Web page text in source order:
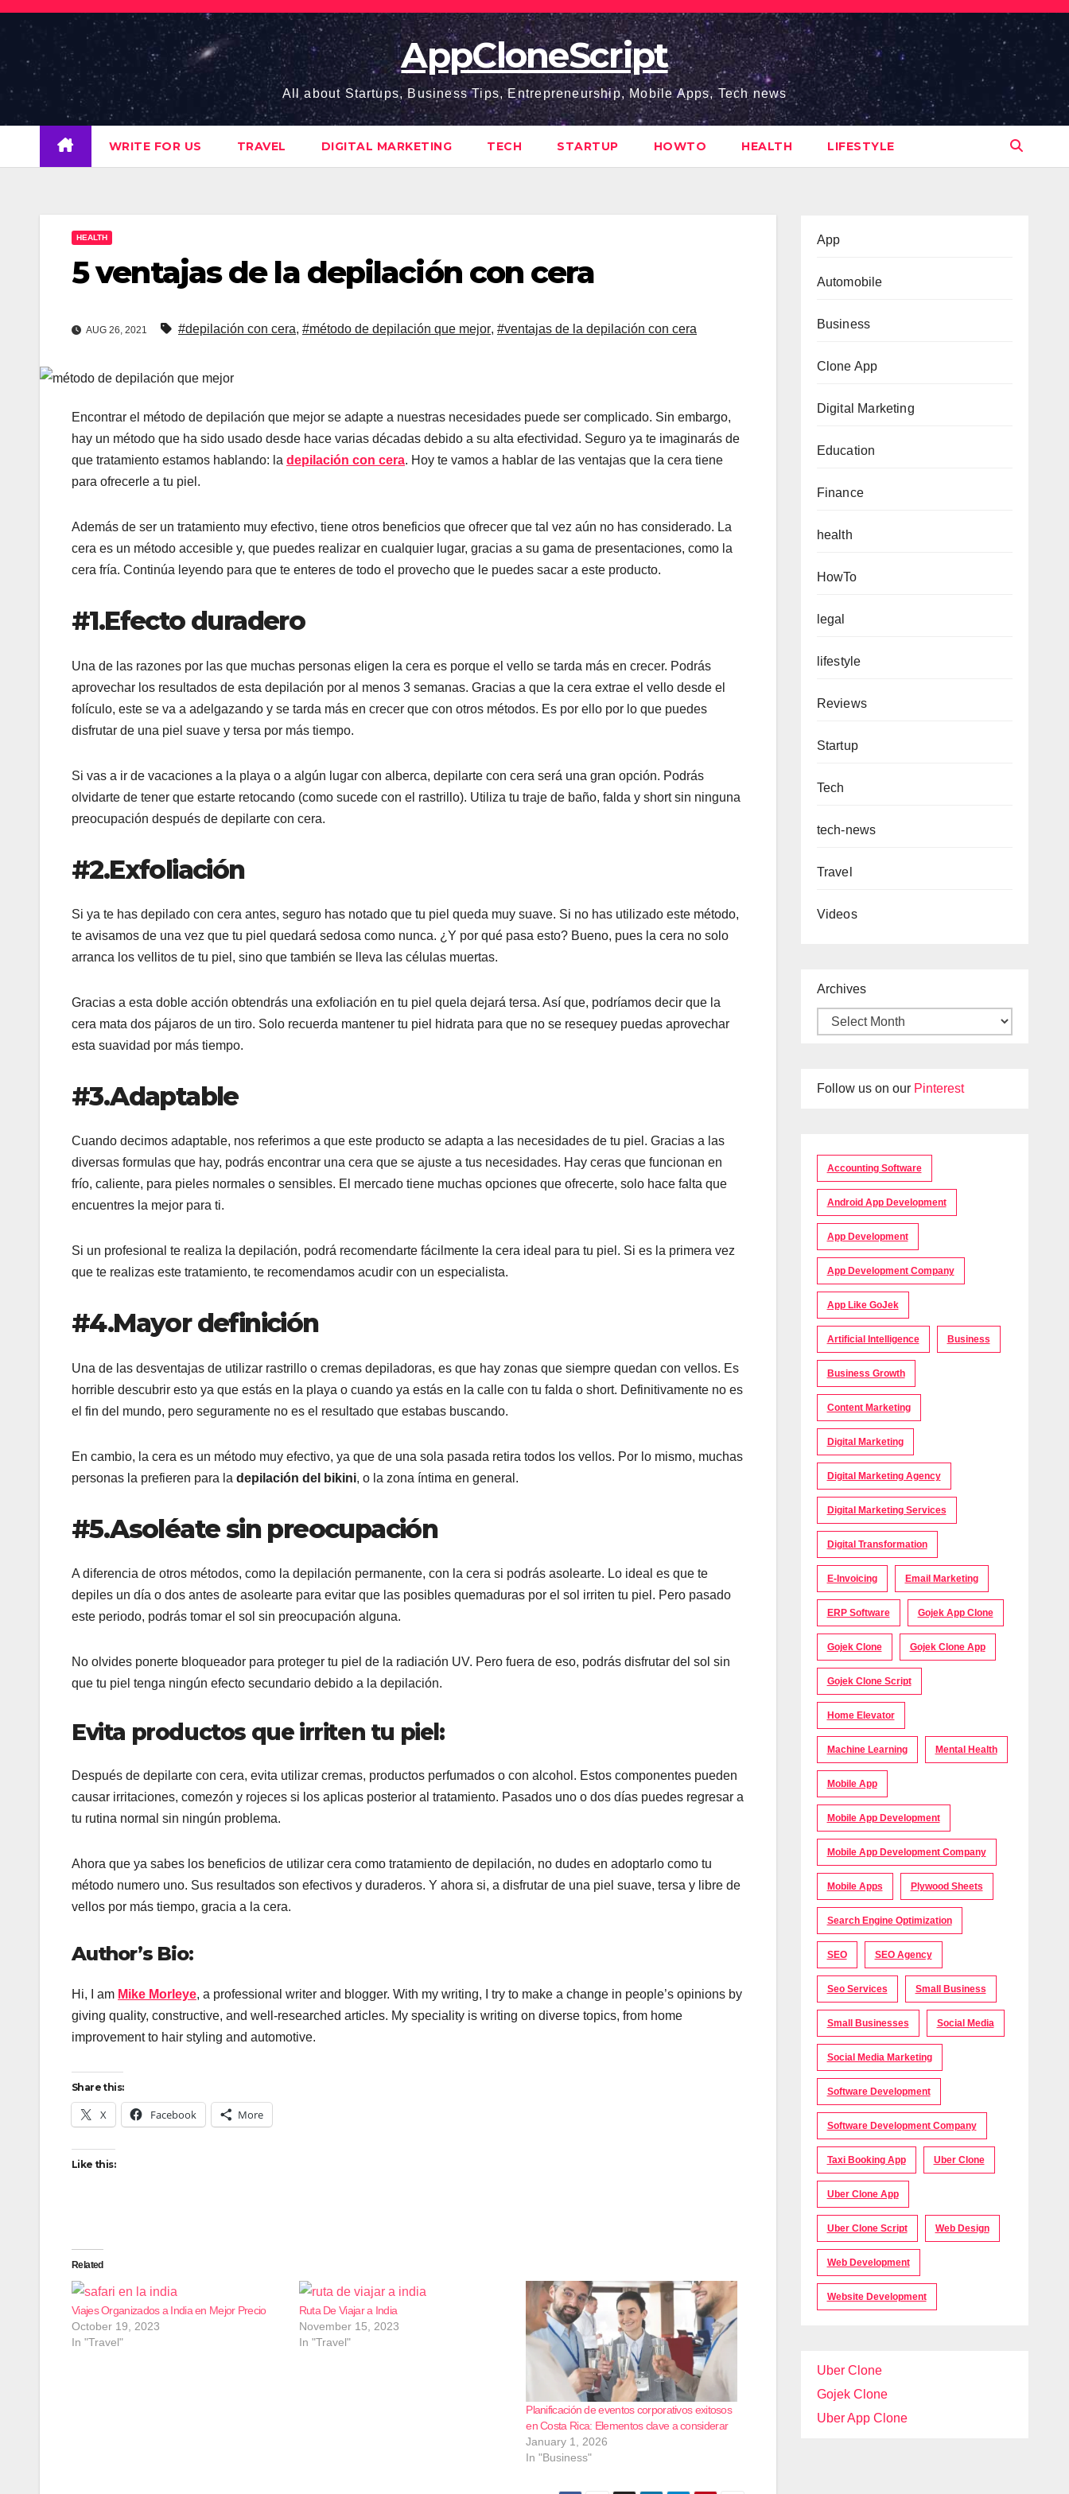
Skip
content
AppCloneScript
All about Startups, Business Tips, Entrepreneurship, Mobile Apps, Tech news
WRITE FOR US TRAVEL DIGITAL MARKETING TECH STARTUP HOWTO HEALTH LIFESTYLE
HEALTH
5 ventajas de la depilación con cera
AUG 26, 2021 #depilación con cera, #método de depilación que mejor, #ventajas de la depilación con cera
Encontrar el método de depilación que mejor se adapte a nuestras necesidades puede ser complicado. Sin embargo,
hay un método que ha sido usado desde hace varias décadas debido a su alta efectividad. Seguro ya te imaginarás de
que tratamiento estamos hablando: la depilación con cera. Hoy te vamos a hablar de las ventajas que la cera tiene
para ofrecerle a tu piel.
Además de ser un tratamiento muy efectivo, tiene otros beneficios que ofrecer que tal vez aún no has considerado. La
cera es un método accesible y, que puedes realizar en cualquier lugar, gracias a su gama de presentaciones, como la
cera fría. Continúa leyendo para que te enteres de todo el provecho que le puedes sacar a este producto.
#1.Efecto duradero
Una de las razones por las que muchas personas eligen la cera es porque el vello se tarda más en crecer. Podrás
aprovechar los resultados de esta depilación por al menos 3 semanas. Gracias a que la cera extrae el vello desde el
folículo, este se va a adelgazando y se tarda más en crecer que con otros métodos. Es por ello por lo que puedes
disfrutar de una piel suave y tersa por más tiempo.
Si vas a ir de vacaciones a la playa o a algún lugar con alberca, depilarte con cera será una gran opción. Podrás
olvidarte de tener que estarte retocando (como sucede con el rastrillo). Utiliza tu traje de baño, falda y short sin ninguna
preocupación después de depilarte con cera.
#2.Exfoliación
Si ya te has depilado con cera antes, seguro has notado que tu piel queda muy suave. Si no has utilizado este método,
te avisamos de una vez que tu piel quedará sedosa como nunca. ¿Y por qué pasa esto? Bueno, pues la cera no solo
arranca los vellitos de tu piel, sino que también se lleva las células muertas.
Gracias a esta doble acción obtendrás una exfoliación en tu piel quela dejará tersa. Así que, podríamos decir que la
cera mata dos pájaros de un tiro. Solo recuerda mantener tu piel hidrata para que no se resequey puedas aprovechar
esta suavidad por más tiempo.
#3.Adaptable
Cuando decimos adaptable, nos referimos a que este producto se adapta a las necesidades de tu piel. Gracias a las
diversas formulas que hay, podrás encontrar una cera que se ajuste a tus necesidades. Hay ceras que funcionan en
frío, caliente, para pieles normales o sensibles. El mercado tiene muchas opciones que ofrecerte, solo hace falta que
encuentres la mejor para ti.
Si un profesional te realiza la depilación, podrá recomendarte fácilmente la cera ideal para tu piel. Si es la primera vez
que te realizas este tratamiento, te recomendamos acudir con un especialista.
#4.Mayor definición
Una de las desventajas de utilizar rastrillo o cremas depiladoras, es que hay zonas que siempre quedan con vellos. Es
horrible descubrir esto ya que estás en la playa o cuando ya estás en la calle con tu falda o short. Definitivamente no es
el fin del mundo, pero seguramente no es el resultado que estabas buscando.
En cambio, la cera es un método muy efectivo, ya que de una sola pasada retira todos los vellos. Por lo mismo, muchas
personas la prefieren para la depilación del bikini, o la zona íntima en general.
#5.Asoléate sin preocupación
A diferencia de otros métodos, como la depilación permanente, con la cera si podrás asolearte. Lo ideal es que te
depiles un día o dos antes de asolearte para evitar que las posibles quemaduras por el sol irriten tu piel. Pero pasado
este periodo, podrás tomar el sol sin preocupación alguna.
No olvides ponerte bloqueador para proteger tu piel de la radiación UV. Pero fuera de eso, podrás disfrutar del sol sin
que tu piel tenga ningún efecto secundario debido a la depilación.
Evita productos que irriten tu piel:
Después de depilarte con cera, evita utilizar cremas, productos perfumados o con alcohol. Estos componentes pueden
causar irritaciones, comezón y rojeces si los aplicas posterior al tratamiento. Pasados uno o dos días puedes regresar a
tu rutina normal sin ningún problema.
Ahora que ya sabes los beneficios de utilizar cera como tratamiento de depilación, no dudes en adoptarlo como tu
método numero uno. Sus resultados son efectivos y duraderos. Y ahora si, a disfrutar de una piel suave, tersa y libre de
vellos por más tiempo, gracia a la cera.
Author’s Bio:
Hi, I am Mike Morleye, a professional writer and blogger. With my writing, I try to make a change in people’s opinions by
giving quality, constructive, and well-researched articles. My speciality is writing on diverse topics, from home
improvement to hair styling and automotive.
Share this:
X Facebook More
Like this:
Related
Viajes Organizados a India en Mejor Precio
October 19, 2023
In "Travel"
Ruta De Viajar a India
November 15, 2023
In "Travel"
Planificación de eventos corporativos exitosos
en Costa Rica: Elementos clave a considerar
January 1, 2026
In "Business"
App
Automobile
Business
Clone App
Digital Marketing
Education
Finance
health
HowTo
legal
lifestyle
Reviews
Startup
Tech
tech-news
Travel
Videos
Archives
Follow us on our Pinterest
Accounting Software
Android App Development
App Development
App Development Company
App Like GoJek
Artificial Intelligence Business
Business Growth
Content Marketing
Digital Marketing
Digital Marketing Agency
Digital Marketing Services
Digital Transformation
E-Invoicing Email Marketing
ERP Software Gojek App Clone
Gojek Clone Gojek Clone App
Gojek Clone Script
Home Elevator
Machine Learning Mental Health
Mobile App
Mobile App Development
Mobile App Development Company
Mobile Apps Plywood Sheets
Search Engine Optimization
SEO SEO Agency
Seo Services Small Business
Small Businesses Social Media
Social Media Marketing
Software Development
Software Development Company
Taxi Booking App Uber Clone
Uber Clone App
Uber Clone Script Web Design
Web Development
Website Development
Uber Clone
Gojek Clone
Uber App Clone